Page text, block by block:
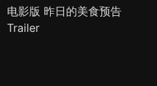
电影版 昨日的美食预告
Trailer